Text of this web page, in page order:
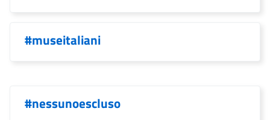
#museitaliani
#nessunoescluso